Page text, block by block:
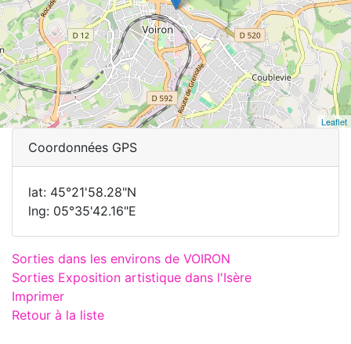
Leaflet
Coordonnées GPS
lat: 45°21'58.28"N
lng: 05°35'42.16"E
Sorties dans les environs de VOIRON
Sorties Exposition artistique dans l'Isère
Imprimer
Retour à la liste